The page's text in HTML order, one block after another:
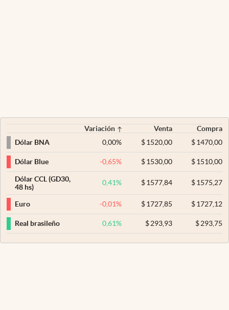
Variación Venta
Compra
Dólar BNA
0,00% $ 1520,00 $1470,00
Dólar Blue -0,65% $ 1530,00 $1510,00
Dólar CCL (GD30,
48 hs)
0,41% $ 1577,84 $1575,27
Euro -0,01% $ 1727,85 $1727,12
Real brasileño 0,61% $ 293,93 $293,75